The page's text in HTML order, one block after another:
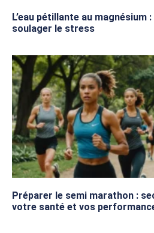
L’eau pétillante au magnésium
soulager le stress
Préparer le semi marathon :
votre santé et vos